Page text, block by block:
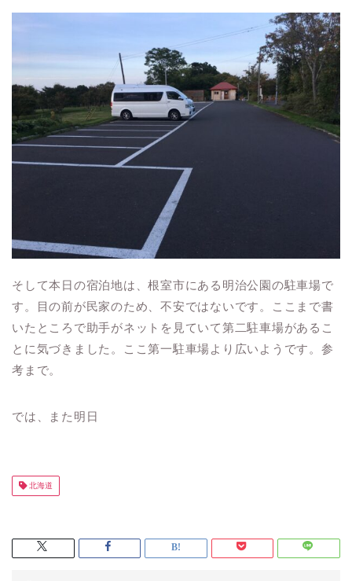
そして本日の宿泊地は、根室市にある明治公園の駐車場で
す。目の前が民家のため、不安ではないです。ここまで書
いたところで助手がネットを見ていて第二駐車場があるこ
とに気づきました。ここ第一駐車場より広いようです。参
考まで。
では、また明日
北海道